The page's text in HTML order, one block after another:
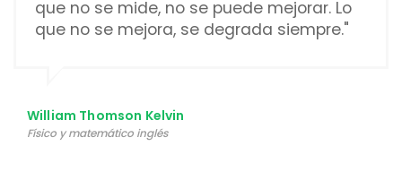
que no se mide, no se puede mejorar. Lo
que no se mejora, se degrada siempre."
William Thomson Kelvin
Físico y matemático inglés